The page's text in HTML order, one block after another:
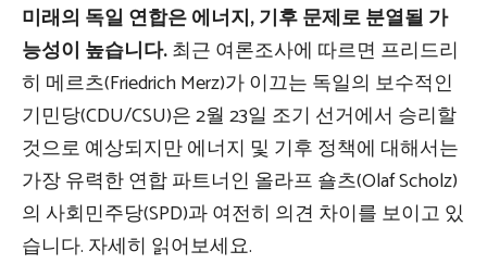
미래의 독일 연합은 에너지, 기후 문제로 분열될 가
능성이 높습니다.최근 여론조사에 따르면 프리드리
히 메르츠(Friedrich Merz)가 이끄는 독일의 보수적인
기민당(CDU/CSU)은 2월 23일 조기 선거에서 승리할
것으로 예상되지만 에너지 및 기후 정책에 대해서는
가장 유력한 연합 파트너인 올라프 숄츠(Olaf Scholz)
의 사회민주당(SPD)과 여전히 의견 차이를 보이고 있
습니다. 자세히 읽어보세요.